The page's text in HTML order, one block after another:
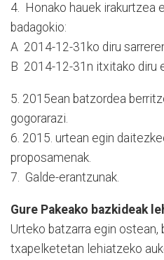
4. Honako hauek irakurtzea
badagokio:
A 2014-12-31ko diru
B 2014-12-31n itxitako diru
5. 2015ean batzordea
gogorarazi.
6. 2015. urtean egin
proposamenak.
7. Galde-erantzunak.
Gure Pakeako bazkideak
Urteko batzarra egin ostean,
txapelketetan lehiatzeko